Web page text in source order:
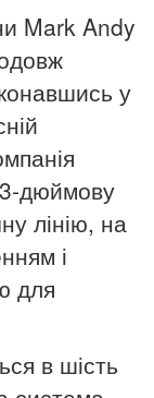
Mark Andy
у
дюймову
лінію, на
і
для
в шість